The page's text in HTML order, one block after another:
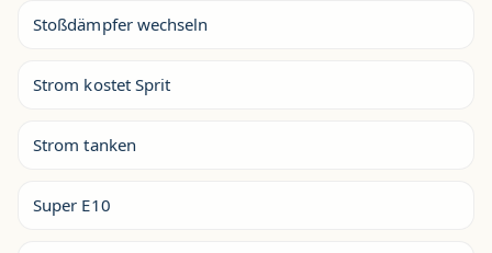
Stoßdämpfer wechseln
Strom kostet Sprit
Strom tanken
Super E10